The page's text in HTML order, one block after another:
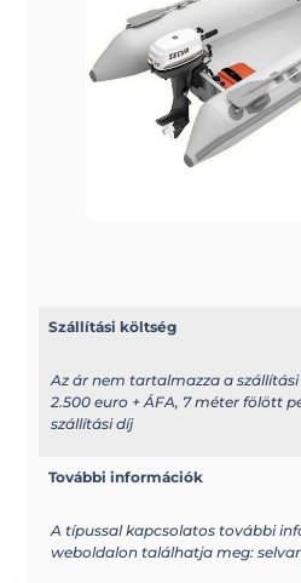
Szállítási költség
Az ár nem tartalmazza a
2.500 euro + ÁFA, 7 méter fölött
szállítási díj
További információk
A típussal kapcsolatos további
weboldalon találhatja meg: